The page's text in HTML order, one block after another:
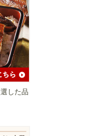
した品